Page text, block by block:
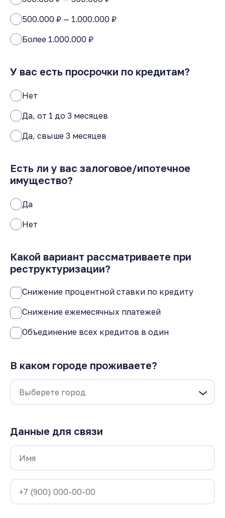
500.000 ₽ — 1.000.000 ₽
Более 1.000.000 ₽
У вас есть просрочки по кредитам?
Нет
Да, от 1 до 3 месяцев
Да, свыше 3 месяцев
Есть ли у вас залоговое/ипотечное
имущество?
Да
Нет
Какой вариант рассматриваете при
реструктуризации?
Снижение процентной ставки по кредиту
Снижение ежемесячных платежей
Объединение всех кредитов в один
В каком городе проживаете?
Данные для связи